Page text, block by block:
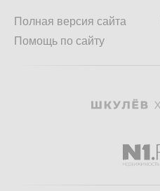
Полная версия сайта
Помощь по сайту